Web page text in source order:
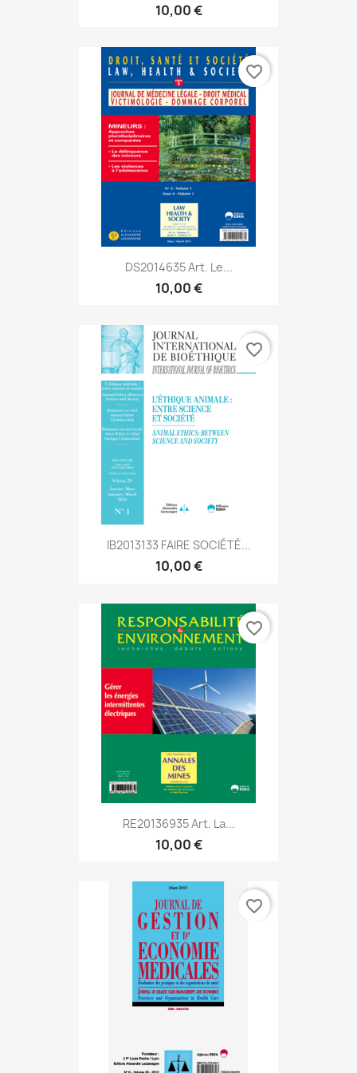
10,00 €
DS2014635 Art. Le...
10,00 €
favorite_border
IB2013133 FAIRE SOCIÉTÉ...
10,00 €
favorite_border
RE20136935 Art. La...
10,00 €
favorite_border
favorite_border